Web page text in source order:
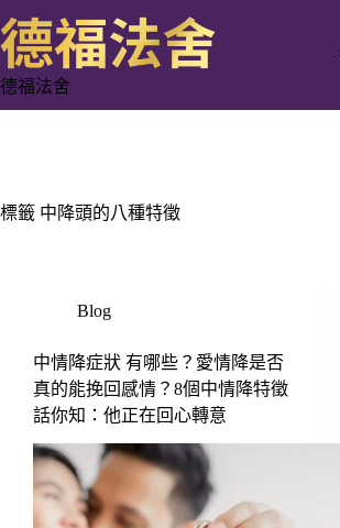
跳
至
主
要
德福法舍
標籤 中降頭的八種特徵
Blog
中情降症狀 有哪些？愛情降是否
真的能挽回感情？8個中情降特徵
話你知：他正在回心轉意